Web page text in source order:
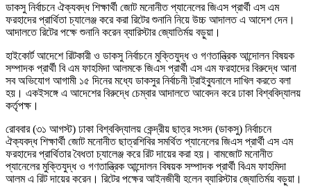
ডাকসু নির্বাচনে ঐক্যবদ্ধ শিক্ষার্থী জোট মনোনীত প্যানেলের জিএস প্রার্থী এস এম
ফরহাদের প্রার্থিতা চ্যালেঞ্জ করে করা রিটের শুনানি নিয়ে উচ্চ আদালত এ আদেশ দেন।
আদালতে রিটের পক্ষে শুনানি করেন ব্যারিস্টার জ্যোতির্ময় বড়ুয়া।
হাইকোর্ট আদেশে রিটকারী ও ডাকসু নির্বাচনে মুক্তিযুদ্ধ ও গণতান্ত্রিক আন্দোলন বিষয়ক
সম্পাদক প্রার্থী বি এম ফাহমিদা আলমকে জিএস প্রার্থী এস এম ফরহাদের বিরুদ্ধে আনা
সব অভিযোগ আগামী ১৫ দিনের মধ্যে ডাকসুর নির্বাচনী ট্রাইব্যুনালে দাখিল করতে বলা
হয়। একইসঙ্গে এ আদেশের বিরুদ্ধে চেম্বার আদালতে আবেদন করে ঢাকা বিশ্ববিদ্যালয়
কর্তৃপক্ষ।
রোববার (৩১ আগস্ট) ঢাকা বিশ্ববিদ্যালয় কেন্দ্রীয় ছাত্র সংসদ (ডাকসু) নির্বাচনে
ঐক্যবদ্ধ শিক্ষার্থী জোট মনোনীত ছাত্রশিবির সমর্থিত প্যানেলের জিএস প্রার্থী এস এম
ফরহাদের প্রার্থিতার বৈধতা চ্যালেঞ্জ করে রিট দায়ের করা হয়। বামজোট মনোনীত
প্যানেলের মুক্তিযুদ্ধ ও গণতান্ত্রিক আন্দোলন বিষয়ক সম্পাদক প্রার্থী বিএম ফাহমিদা
আলম এ রিট দায়ের করেন। রিটের পক্ষের আইনজীবী হলেন ব্যারিস্টার জ্যোতির্ময় বড়ুয়া।